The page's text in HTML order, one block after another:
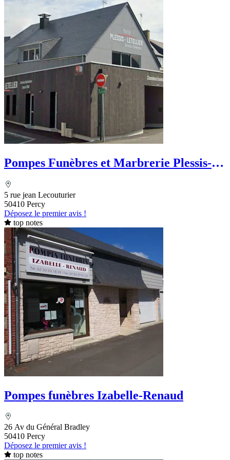
Pompes Funèbres et Marbrerie Plessis-
5 rue jean Lecouturier
50410 Percy
Déposez le premier avis !
top notes
Pompes funèbres Izabelle-Renaud
26 Av du Général Bradley
50410 Percy
Déposez le premier avis !
top notes